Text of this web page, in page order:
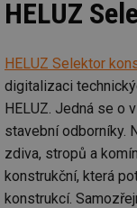
HELUZ
HELUZ Selektor
digitalizaci
HELUZ. Jedná se o
stavební odborníky.
zdiva, stropů a
konstrukční, která
konstrukcí.